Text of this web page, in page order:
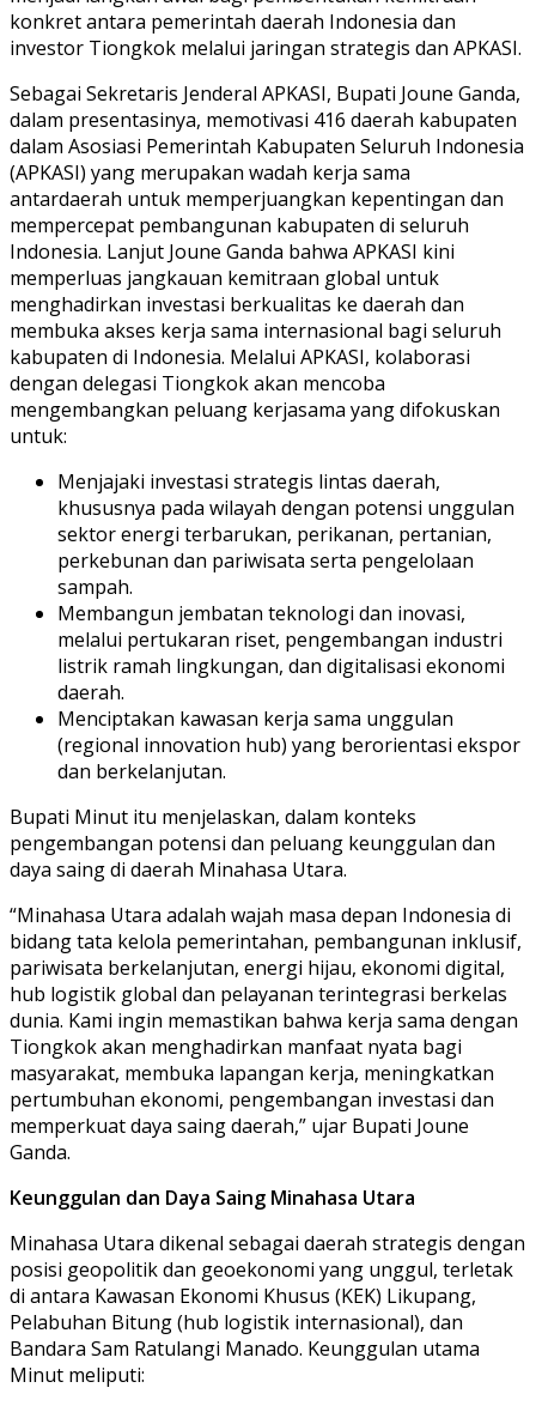
konkret antara pemerintah daerah Indonesia dan
investor Tiongkok melalui jaringan strategis dan APKASI.
Sebagai Sekretaris Jenderal APKASI, Bupati Joune Ganda,
dalam presentasinya, memotivasi 416 daerah kabupaten
dalam Asosiasi Pemerintah Kabupaten Seluruh Indonesia
(APKASI) yang merupakan wadah kerja sama
antardaerah untuk memperjuangkan kepentingan dan
mempercepat pembangunan kabupaten di seluruh
Indonesia. Lanjut Joune Ganda bahwa APKASI kini
memperluas jangkauan kemitraan global untuk
menghadirkan investasi berkualitas ke daerah dan
membuka akses kerja sama internasional bagi seluruh
kabupaten di Indonesia. Melalui APKASI, kolaborasi
dengan delegasi Tiongkok akan mencoba
mengembangkan peluang kerjasama yang difokuskan
untuk:
Menjajaki investasi strategis lintas daerah,
khususnya pada wilayah dengan potensi unggulan
sektor energi terbarukan, perikanan, pertanian,
perkebunan dan pariwisata serta pengelolaan
sampah.
Membangun jembatan teknologi dan inovasi,
melalui pertukaran riset, pengembangan industri
listrik ramah lingkungan, dan digitalisasi ekonomi
daerah.
Menciptakan kawasan kerja sama unggulan
(regional innovation hub) yang berorientasi ekspor
dan berkelanjutan.
Bupati Minut itu menjelaskan, dalam konteks
pengembangan potensi dan peluang keunggulan dan
daya saing di daerah Minahasa Utara.
“Minahasa Utara adalah wajah masa depan Indonesia di
bidang tata kelola pemerintahan, pembangunan inklusif,
pariwisata berkelanjutan, energi hijau, ekonomi digital,
hub logistik global dan pelayanan terintegrasi berkelas
dunia. Kami ingin memastikan bahwa kerja sama dengan
Tiongkok akan menghadirkan manfaat nyata bagi
masyarakat, membuka lapangan kerja, meningkatkan
pertumbuhan ekonomi, pengembangan investasi dan
memperkuat daya saing daerah,” ujar Bupati Joune
Ganda.
Keunggulan dan Daya Saing Minahasa Utara
Minahasa Utara dikenal sebagai daerah strategis dengan
posisi geopolitik dan geoekonomi yang unggul, terletak
di antara Kawasan Ekonomi Khusus (KEK) Likupang,
Pelabuhan Bitung (hub logistik internasional), dan
Bandara Sam Ratulangi Manado. Keunggulan utama
Minut meliputi: